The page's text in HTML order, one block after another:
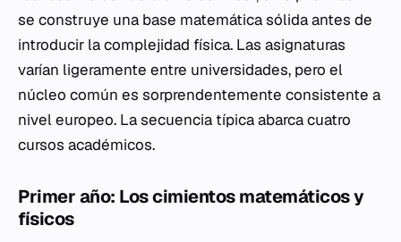
se construye una base matemática sólida antes de
introducir la complejidad física. Las asignaturas
varían ligeramente entre universidades, pero el
núcleo común es sorprendentemente consistente a
nivel europeo. La secuencia típica abarca cuatro
cursos académicos.
Primer año: Los cimientos matemáticos y
físicos